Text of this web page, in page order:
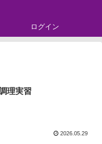
ログイン
理実習
2026.05.29